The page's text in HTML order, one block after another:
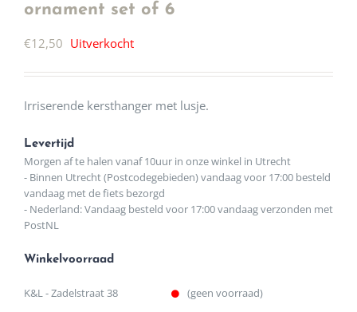
ornament set of 6
€12,50 Uitverkocht
Irriserende kersthanger met lusje.
Levertijd
Morgen af te halen vanaf 10uur in onze winkel in Utrecht
- Binnen Utrecht (Postcodegebieden) vandaag voor 17:00 besteld
vandaag met de fiets bezorgd
- Nederland: Vandaag besteld voor 17:00 vandaag verzonden met
PostNL
Winkelvoorraad
K&L - Zadelstraat 38 (geen voorraad)